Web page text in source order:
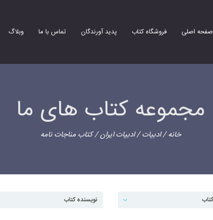
صفحه اصلی فروشگاه کتاب پدید آورندگان تماس با ما وبلاگ
مجموعه کتاب های ما
خانه/ادبیات/ادبیات ایران/ کتاب مناجات نامه